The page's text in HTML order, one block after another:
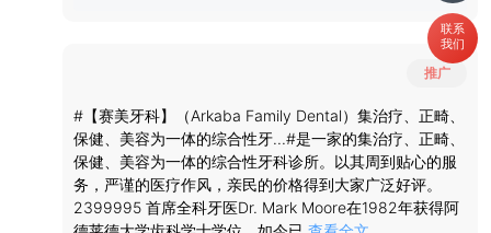
联系
我们
推广
#【赛美牙科】（Arkaba Family Dental）集治疗、正畸、
保健、美容为一体的综合性牙...#是一家的集治疗、正畸、
保健、美容为一体的综合性牙科诊所。以其周到贴心的服
务，严谨的医疗作风，亲民的价格得到大家广泛好评。
2399995 首席全科牙医Dr. Mark Moore在1982年获得阿